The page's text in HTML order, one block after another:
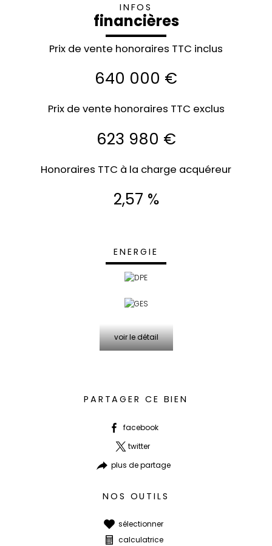
INFOS
financières
Prix de vente honoraires TTC inclus
640 000 €
Prix de vente honoraires TTC exclus
623 980 €
Honoraires TTC à la charge acquéreur
2,57 %
ENERGIE
voir le détail
PARTAGER CE BIEN
facebook
twitter
plus de partage
NOS OUTILS
sélectionner
calculatrice